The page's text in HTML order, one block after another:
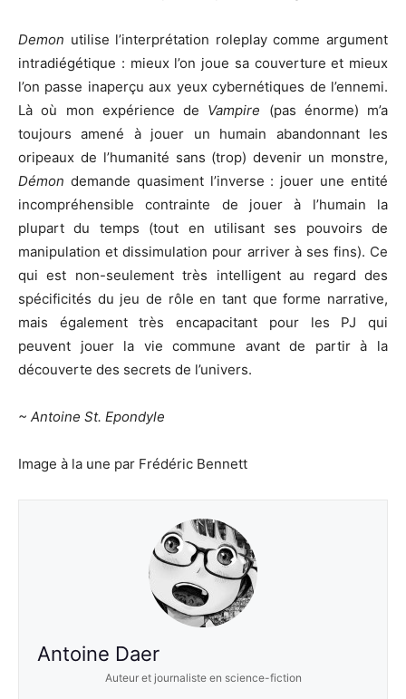
Demon utilise l’interprétation roleplay comme argument
intradiégétique : mieux l’on joue sa couverture et mieux
l’on passe inaperçu aux yeux cybernétiques de l’ennemi.
Là où mon expérience de Vampire (pas énorme) m’a
toujours amené à jouer un humain abandonnant les
oripeaux de l’humanité sans (trop) devenir un monstre,
Démon demande quasiment l’inverse : jouer une entité
incompréhensible contrainte de jouer à l’humain la
plupart du temps (tout en utilisant ses pouvoirs de
manipulation et dissimulation pour arriver à ses fins). Ce
qui est non-seulement très intelligent au regard des
spécificités du jeu de rôle en tant que forme narrative,
mais également très encapacitant pour les PJ qui
peuvent jouer la vie commune avant de partir à la
découverte des secrets de l’univers.
~ Antoine St. Epondyle
Image à la une par Frédéric Bennett
Antoine Daer
Auteur et journaliste en science-fiction